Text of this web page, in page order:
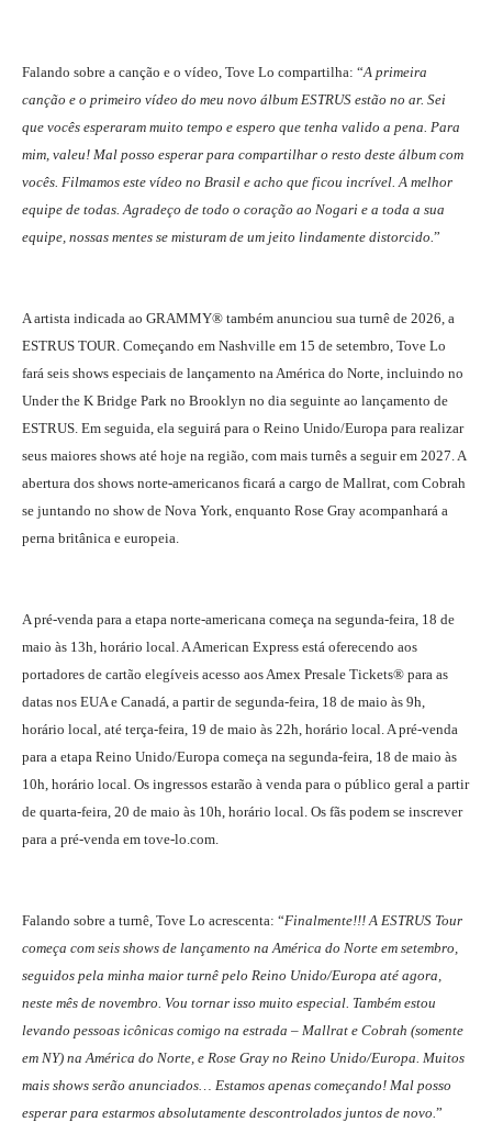
Falando sobre a canção e o vídeo, Tove Lo compartilha: “A primeira
canção e o primeiro vídeo do meu novo álbum ESTRUS estão no ar. Sei
que vocês esperaram muito tempo e espero que tenha valido a pena. Para
mim, valeu! Mal posso esperar para compartilhar o resto deste álbum com
vocês. Filmamos este vídeo no Brasil e acho que ficou incrível. A melhor
equipe de todas. Agradeço de todo o coração ao Nogari e a toda a sua
equipe, nossas mentes se misturam de um jeito lindamente distorcido. ”
A artista indicada ao GRAMMY® também anunciou sua turnê de 2026, a
ESTRUS TOUR. Começando em Nashville em 15 de setembro, Tove Lo
fará seis shows especiais de lançamento na América do Norte, incluindo no
Under the K Bridge Park no Brooklyn no dia seguinte ao lançamento de
ESTRUS. Em seguida, ela seguirá para o Reino Unido/Europa para realizar
seus maiores shows até hoje na região, com mais turnês a seguir em 2027. A
abertura dos shows norte-americanos ficará a cargo de Mallrat, com Cobrah
se juntando no show de Nova York, enquanto Rose Gray acompanhará a
perna britânica e europeia.
A pré-venda para a etapa norte-americana começa na segunda-feira, 18 de
maio às 13h, horário local. A American Express está oferecendo aos
portadores de cartão elegíveis acesso aos Amex Presale Tickets® para as
datas nos EUA e Canadá, a partir de segunda-feira, 18 de maio às 9h,
horário local, até terça-feira, 19 de maio às 22h, horário local. A pré-venda
para a etapa Reino Unido/Europa começa na segunda-feira, 18 de maio às
10h, horário local. Os ingressos estarão à venda para o público geral a partir
de quarta-feira, 20 de maio às 10h, horário local. Os fãs podem se inscrever
para a pré-venda em tove-lo.com.
Falando sobre a turnê, Tove Lo acrescenta: “Finalmente!!! A ESTRUS Tour
começa com seis shows de lançamento na América do Norte em setembro,
seguidos pela minha maior turnê pelo Reino Unido/Europa até agora,
neste mês de novembro. Vou tornar isso muito especial. Também estou
levando pessoas icônicas comigo na estrada – Mallrat e Cobrah (somente
em NY) na América do Norte, e Rose Gray no Reino Unido/Europa. Muitos
mais shows serão anunciados… Estamos apenas começando! Mal posso
esperar para estarmos absolutamente descontrolados juntos de novo. ”